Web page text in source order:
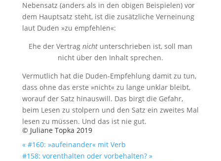
Nebensatz (anders als in den obigen Beispielen) vor
dem Hauptsatz steht, ist die zusätzliche Verneinung
laut Duden »zu empfehlen«:
Ehe der Vertrag nicht unterschrieben ist, soll man
nicht über den Inhalt sprechen.
Vermutlich hat die Duden-Empfehlung damit zu tun,
dass ohne das erste »nicht« zu lange unklar bleibt,
worauf der Satz hinauswill. Das birgt die Gefahr,
beim Lesen zu stolpern und den Satz ein zweites Mal
lesen zu müssen. Und das ist nie gut.
© Juliane Topka 2019
« #160: »aufeinander« mit Verb
#158: vorenthalten oder vorbehalten? »